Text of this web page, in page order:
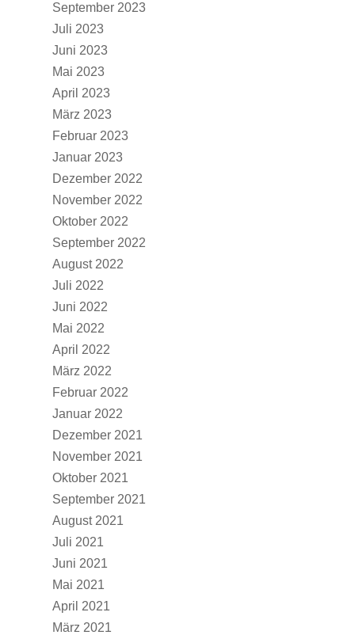
September 2023
Juli 2023
Juni 2023
Mai 2023
April 2023
März 2023
Februar 2023
Januar 2023
Dezember 2022
November 2022
Oktober 2022
September 2022
August 2022
Juli 2022
Juni 2022
Mai 2022
April 2022
März 2022
Februar 2022
Januar 2022
Dezember 2021
November 2021
Oktober 2021
September 2021
August 2021
Juli 2021
Juni 2021
Mai 2021
April 2021
März 2021